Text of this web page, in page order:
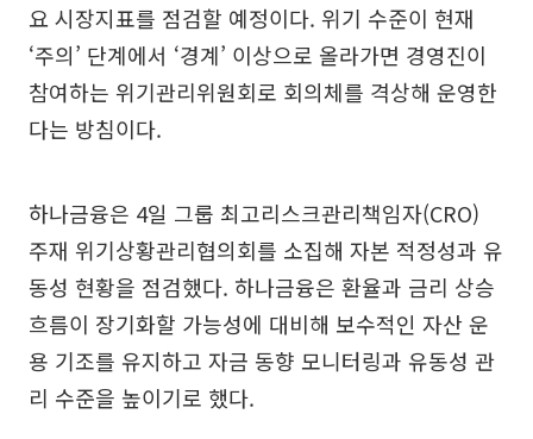
요 시장지표를 점검할 예정이다. 위기 수준이 현재
‘주의’ 단계에서 ‘경계’ 이상으로 올라가면 경영진이
참여하는 위기관리위원회로 회의체를 격상해 운영한
다는 방침이다.
하나금융은 4일 그룹 최고리스크관리책임자(CRO)
주재 위기상황관리협의회를 소집해 자본 적정성과 유
동성 현황을 점검했다. 하나금융은 환율과 금리 상승
흐름이 장기화할 가능성에 대비해 보수적인 자산 운
용 기조를 유지하고 자금 동향 모니터링과 유동성 관
리 수준을 높이기로 했다.